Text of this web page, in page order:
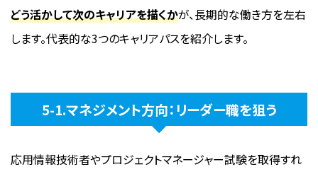
どう活かして次のキャリアを描くかが、長期的な働き方を左右
します。代表的な3つのキャリアパスを紹介します。
5-1.マネジメント方向：リーダー職を狙う
応用情報技術者やプロジェクトマネージャー試験を取得すれ